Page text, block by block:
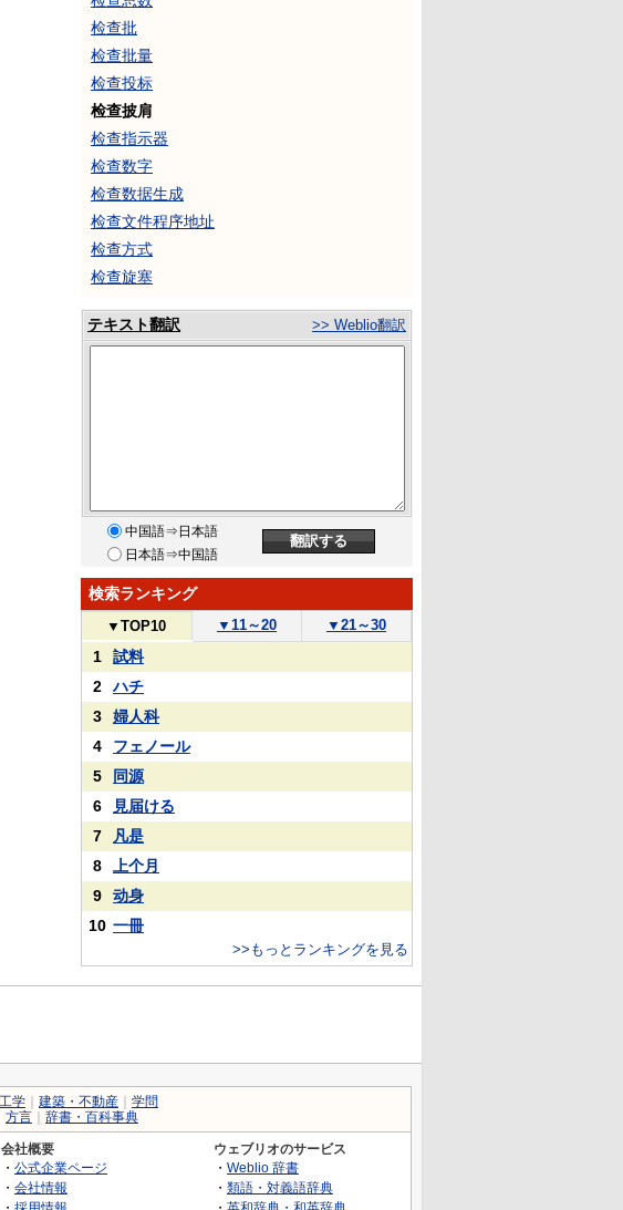
检查批
检查批量
检查投标
检查披肩
检查指示器
检查数字
检查数据生成
检查文件程序地址
检查方式
检查旋塞
テキスト翻訳 >> Weblio翻訳
中国語⇒日本語
日本語⇒中国語
検索ランキング
▼ TOP10 ▼ 11～20 ▼ 21～30
1
試料
2
ハチ
3
婦人科
4
フェノール
5
同源
6
見届ける
7
凡是
8
上个月
9
动身
10 一冊
>>もっとランキングを見る
工学 建築・不動産
学問
方言 辞書・百科事典
会社概要
・ 公式企業ページ
・ 会社情報
ウェブリオのサービス
・ Weblio 辞書
・ 類語・対義語辞典